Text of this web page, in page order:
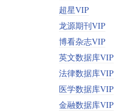
超星VIP
龙源期刊VIP
博看杂志VIP
英文数据库VIP
法律数据库VIP
医学数据库VIP
金融数据库VIP